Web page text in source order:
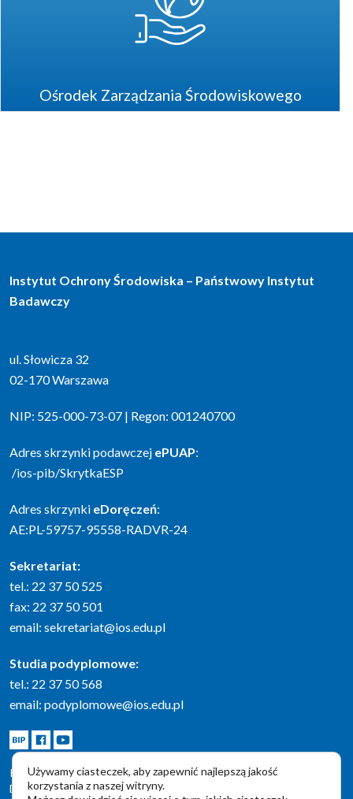
Ośrodek Zarządzania Środowiskowego
Instytut Ochrony Środowiska – Państwowy Instytut
Badawczy
ul. Słowicza 32
02-170 Warszawa
NIP: 525-000-73-07 | Regon: 001240700
Adres skrzynki podawczej ePUAP:
/ios-pib/SkrytkaESP
Adres skrzynki eDoręczeń:
AE:PL-59757-95558-RADVR-24
Sekretariat:
tel.: 22 37 50 525
fax: 22 37 50 501
email: sekretariat@ios.edu.pl
Studia podyplomowe:
tel.: 22 37 50 568
email: podyplomowe@ios.edu.pl
BIP Facebook
Youtube
POLITYKA PRYWATNOŚCI
DEKLARACJA DOSTĘPNOŚCI
Używamy ciasteczek, aby zapewnić najlepszą jakość
korzystania z naszej witryny.